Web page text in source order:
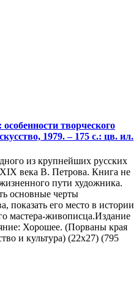
творческого
1979. – 175 с.: цв. ил.
из крупнейших русских
века В. Петрова. Книга не
пути художника.
основные черты
показать его место в истории
мастера-живописца.Издание
Хорошее. (Порваны края
и культура) (22х27) (795